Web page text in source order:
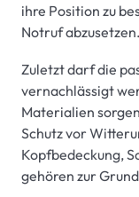
ihre Position zu
Notruf abzusetzen.
Zuletzt darf die
vernachlässigt
Materialien
Schutz vor
Kopfbedeckung,
gehören zur